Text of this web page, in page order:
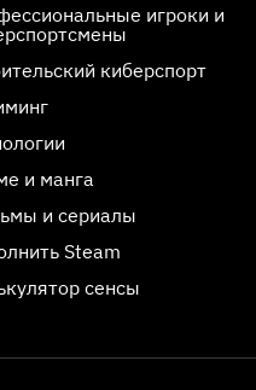
игроки и
киберспорт
и манга
и сериалы
Steam
сенсы